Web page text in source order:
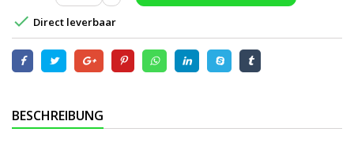
 Direct leverbaar
BESCHREIBUNG